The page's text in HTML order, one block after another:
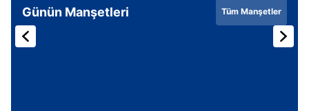
Günün Manşetleri Tüm Manşetler